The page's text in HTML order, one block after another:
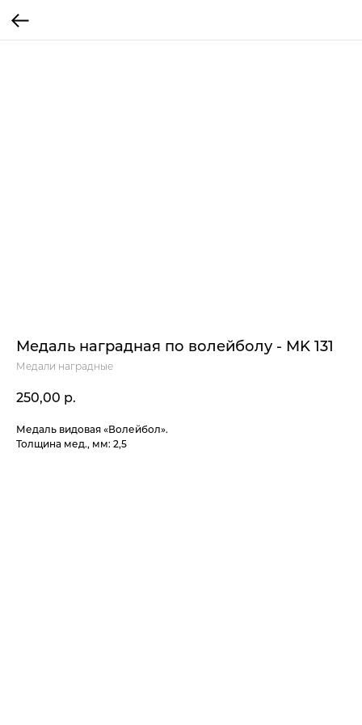
Медаль наградная по волейболу - MK 131
Медали наградные
250,00 р.
Медаль видовая «Волейбол».
Толщина мед., мм: 2,5